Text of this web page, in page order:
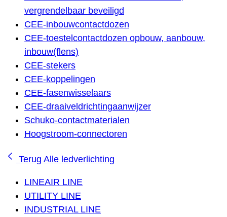
vergrendelbaar beveiligd
CEE-inbouwcontactdozen
CEE-toestelcontactdozen opbouw, aanbouw,
inbouw(flens)
CEE-stekers
CEE-koppelingen
CEE-fasenwisselaars
CEE-draaiveldrichtingaanwijzer
Schuko-contactmaterialen
Hoogstroom-connectoren
Terug Alle ledverlichting
LINEAIR LINE
UTILITY LINE
INDUSTRIAL LINE